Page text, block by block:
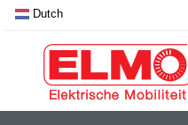
Dutch